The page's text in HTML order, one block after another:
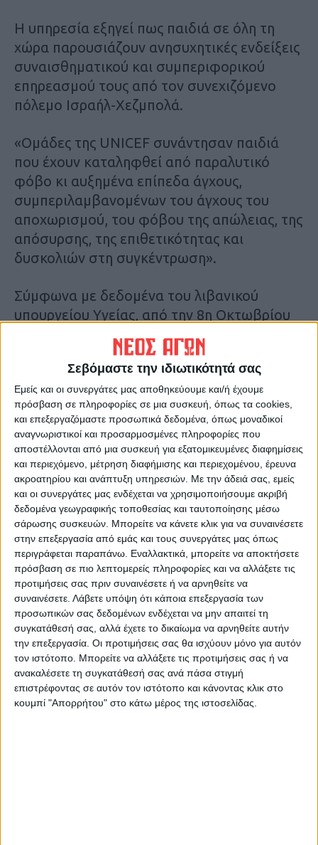
Σεβόμαστε την ιδιωτικότητά σας
Εμείς και οι συνεργάτες μας αποθηκεύουμε και/ή έχουμε
πρόσβαση σε πληροφορίες σε μια συσκευή, όπως τα cookies,
και επεξεργαζόμαστε προσωπικά δεδομένα, όπως μοναδικοί
αναγνωριστικοί και προσαρμοσμένες πληροφορίες που
αποστέλλονται από μια συσκευή για εξατομικευμένες διαφημίσεις
και περιεχόμενο, μέτρηση διαφήμισης και περιεχομένου, έρευνα
ακροατηρίου και ανάπτυξη υπηρεσιών. Με την άδειά σας, εμείς
και οι συνεργάτες μας ενδέχεται να χρησιμοποιήσουμε ακριβή
δεδομένα γεωγραφικής τοποθεσίας και ταυτοποίησης μέσω
σάρωσης συσκευών. Μπορείτε να κάνετε κλικ για να συναινέσετε
στην επεξεργασία από εμάς και τους συνεργάτες μας όπως
περιγράφεται παραπάνω. Εναλλακτικά, μπορείτε να αποκτήσετε
πρόσβαση σε πιο λεπτομερείς πληροφορίες και να αλλάξετε τις
προτιμήσεις σας πριν συναινέσετε ή να αρνηθείτε να
συναινέσετε. Λάβετε υπόψη ότι κάποια επεξεργασία των
προσωπικών σας δεδομένων ενδέχεται να μην απαιτεί τη
συγκατάθεσή σας, αλλά έχετε το δικαίωμα να αρνηθείτε αυτήν
την επεξεργασία. Οι προτιμήσεις σας θα ισχύουν μόνο για αυτόν
τον ιστότοπο. Μπορείτε να αλλάξετε τις προτιμήσεις σας ή να
ανακαλέσετε τη συγκατάθεσή σας ανά πάσα στιγμή
επιστρέφοντας σε αυτόν τον ιστότοπο και κάνοντας κλικ στο
κουμπί "Απορρήτου" στο κάτω μέρος της ιστοσελίδας.
Η υπηρεσία εξηγεί πως παιδιά σε όλη τη
χώρα παρουσιάζουν ανησυχητικές ενδείξεις
συναισθηματικού και συμπεριφορικού
επηρεασμού τους από τον συνεχιζόμενο
πόλεμο Ισραήλ-Χεζμπολά.
«Ομάδες της UNICEF συνάντησαν παιδιά
που έχουν καταληφθεί από παραλυτικό
φόβο κι αυξημένα επίπεδα άγχους,
συμπεριλαμβανομένων του άγχους του
αποχωρισμού, του φόβου της απώλειας, της
απόσυρσης, της επιθετικότητας και
δυσκολιών στη συγκέντρωση».
Σύμφωνα με δεδομένα του λιβανικού
υπουργείου Υγείας, από την 8η Οκτωβρίου
2023, όταν το σιιτικό κίνημα Χεζμπολά
άνοιξε μέτωπο με το Ισραήλ για να
υποστηρίξει το παλαιστινιακό ισλαμιστικό
κίνημα Χαμάς, έχουν σκοτωθεί 166 παιδιά
και έχουν τραυματιστεί άλλα 1.168 στον
Λίβανο.
Πηγή:cnn.gr
Τελευταίες Ειδήσεις Σήμερα
Ακολούθησε την εφημερίδα ΝΕΟΣ
ΑΓΩΝ στο Google News!
Όλες οι εξελίξεις στην περιοχή της
Καρδίτσας και ευρύτερα της Θεσσαλίας
ΠΡΟΗΓΟΥΜΕΝΟ ΑΡΘΡΟ
Σε 22χρονο Θεσσαλό η
πρώτη μεταμόσχευση
ήπατος μειωμένου μεγέθους
ΕΠΟΜΕΝΟ ΑΡΘΡΟ
Αμπελόκηποι: Από
ενεργοποίηση βόμβας η
έκρηξη - Τι άλλο βρέθηκε